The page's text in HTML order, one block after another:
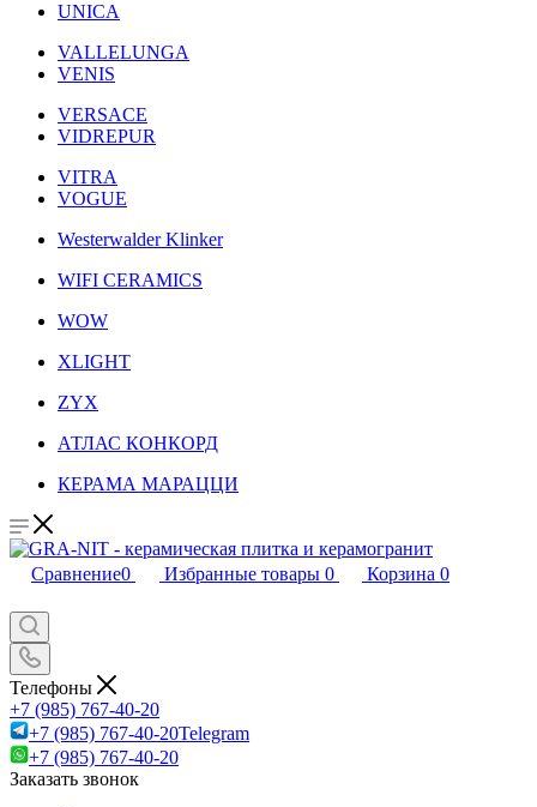
UNICA
VALLELUNGA
VENIS
VERSACE
VIDREPUR
VITRA
VOGUE
Westerwalder Klinker
WIFI CERAMICS
WOW
XLIGHT
ZYX
АТЛАС КОНКОРД
КЕРАМА МАРАЦЦИ
Сравнение0 Избранные товары 0 Корзина 0
Телефоны
+7 (985) 767-40-20
+7 (985) 767-40-20Telegram
+7 (985) 767-40-20
Заказать звонок